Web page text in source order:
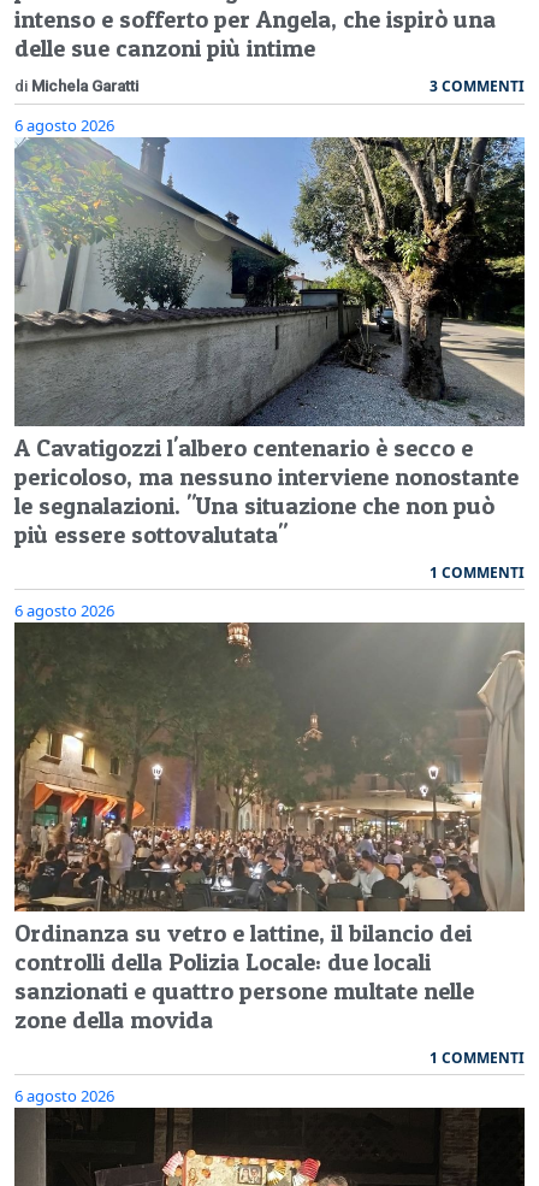
intenso e sofferto per Angela, che ispirò una
delle sue canzoni più intime
di Michela Garatti 3 COMMENTI
6 agosto 2026
A Cavatigozzi l'albero centenario è secco e
pericoloso, ma nessuno interviene nonostante
le segnalazioni. "Una situazione che non può
più essere sottovalutata"
1 COMMENTI
6 agosto 2026
Ordinanza su vetro e lattine, il bilancio dei
controlli della Polizia Locale: due locali
sanzionati e quattro persone multate nelle
zone della movida
1 COMMENTI
6 agosto 2026